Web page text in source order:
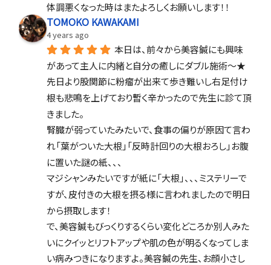
体調悪くなった時はまたよろしくお願いします！！
TOMOKO KAWAKAMI
4 years ago
本日は、前々から美容鍼にも興味
があって主人に内緒と自分の癒しにダブル施術〜★
先日より股関節に粉瘤が出来て歩き難いし右足付け
根も悲鳴を上げており暫く辛かったので先生に診て頂
きました。
腎臓が弱っていたみたいで、食事の偏りが原因て言わ
れ「葉がついた大根」「反時計回りの大根おろし」お腹
に置いた謎の紙、、、
マジシャンみたいですが紙に「大根」、、、ミステリーで
すが、皮付きの大根を摂る様に言われましたので明日
から摂取します！
で、美容鍼もびっくりするくらい変化どころか別人みた
いにクイッとリフトアップや肌の色が明るくなってしま
い病みつきになりますよ。美容鍼の先生、お顔小さし